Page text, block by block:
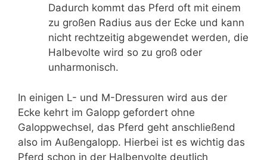
Dadurch kommt das Pferd oft mit einem
zu großen Radius aus der Ecke und kann
nicht rechtzeitig abgewendet werden, die
Halbevolte wird so zu groß oder
unharmonisch.
In einigen L- und M-Dressuren wird aus der
Ecke kehrt im Galopp gefordert ohne
Galoppwechsel, das Pferd geht anschließend
also im Außengalopp. Hierbei ist es wichtig das
Pferd schon in der Halbenvolte deutlich